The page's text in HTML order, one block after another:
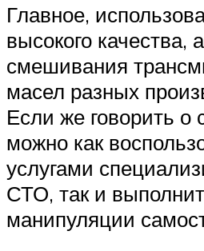
Главное,
высокого качества,
смешивания
масел разных
Если же говорить о
можно как
услугами
СТО, так и
манипуляции